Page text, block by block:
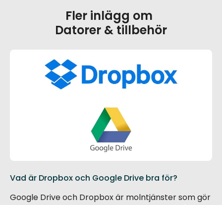
Fler inlägg om
Datorer & tillbehör
Vad är Dropbox och Google Drive bra för?
Google Drive och Dropbox är molntjänster som gör